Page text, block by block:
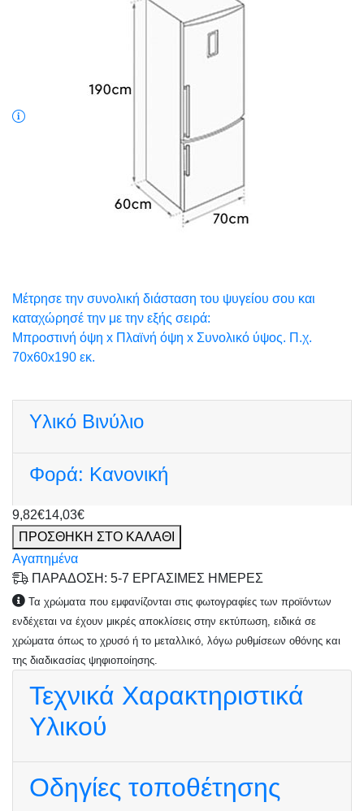
Μέτρησε την συνολική διάσταση του ψυγείου σου και
καταχώρησέ την με την εξής σειρά:
Μπροστινή όψη x Πλαϊνή όψη x Συνολικό ύψος. Π.χ.
70x60x190 εκ.
Υλικό Βινύλιο
Φορά: Κανονική
9,82€14,03€
ΠΡΟΣΘΗΚΗ ΣΤΟ ΚΑΛΑΘΙ
Αγαπημένα
ΠΑΡΑΔΟΣΗ: 5-7 ΕΡΓΑΣΙΜΕΣ ΗΜΕΡΕΣ
Τα χρώματα που εμφανίζονται στις φωτογραφίες των προϊόντων
ενδέχεται να έχουν μικρές αποκλίσεις στην εκτύπωση, ειδικά σε
χρώματα όπως το χρυσό ή το μεταλλικό, λόγω ρυθμίσεων οθόνης και
της διαδικασίας ψηφιοποίησης.
Τεχνικά Χαρακτηριστικά
Υλικού
Οδηγίες τοποθέτησης